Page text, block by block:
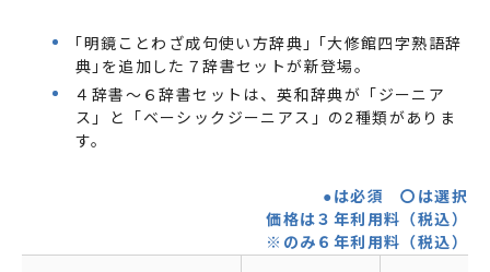
｢明鏡ことわざ成句使い方辞典｣ ｢大修館四字熟語辞
典｣を追加した７辞書セットが新登場。
４辞書～６辞書セットは、英和辞典が「ジーニア
ス」と「ベーシックジーニアス」の2種類がありま
す。
●は必須 〇は選択
価格は３年利用料（税込）
※のみ６年利用料（税込）